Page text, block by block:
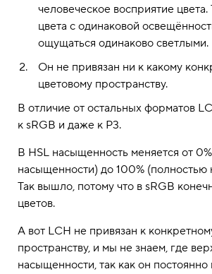
человеческое восприятие цвета.
цвета с одинаковой
ощущаться одинаково светлыми.
Он не привязан ни к какому
цветовому пространству.
В отличие от остальных форматов
к sRGB и даже к P3.
В HSL насыщенность меняется от
насыщенности) до 100%
Так вышло, потому что в sRGB
цветов.
А вот LCH не привязан к
пространству, и мы не знаем, где
насыщенности, так как он постоянно